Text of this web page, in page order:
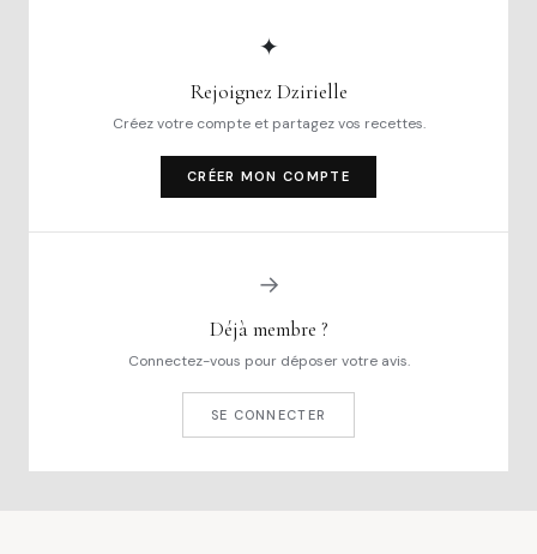
✦
Rejoignez Dzirielle
Créez votre compte et partagez vos recettes.
CRÉER MON COMPTE
→
Déjà membre ?
Connectez-vous pour déposer votre avis.
SE CONNECTER